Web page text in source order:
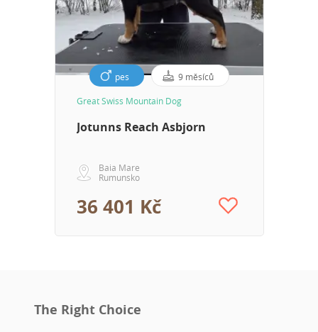
pes 9 měsíců
Great Swiss Mountain Dog
Jotunns Reach Asbjorn
Baia Mare
Rumunsko
36 401 Kč
The Right Choice